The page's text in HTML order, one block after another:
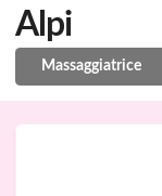
Alpi
Massaggiatrice